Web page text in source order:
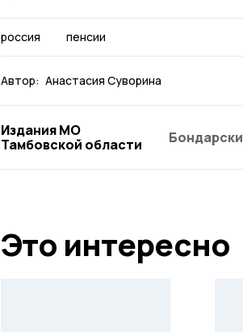
россия пенсии
Автор: Анастасия Суворина
Издания МО
Тамбовской области
Это интересно